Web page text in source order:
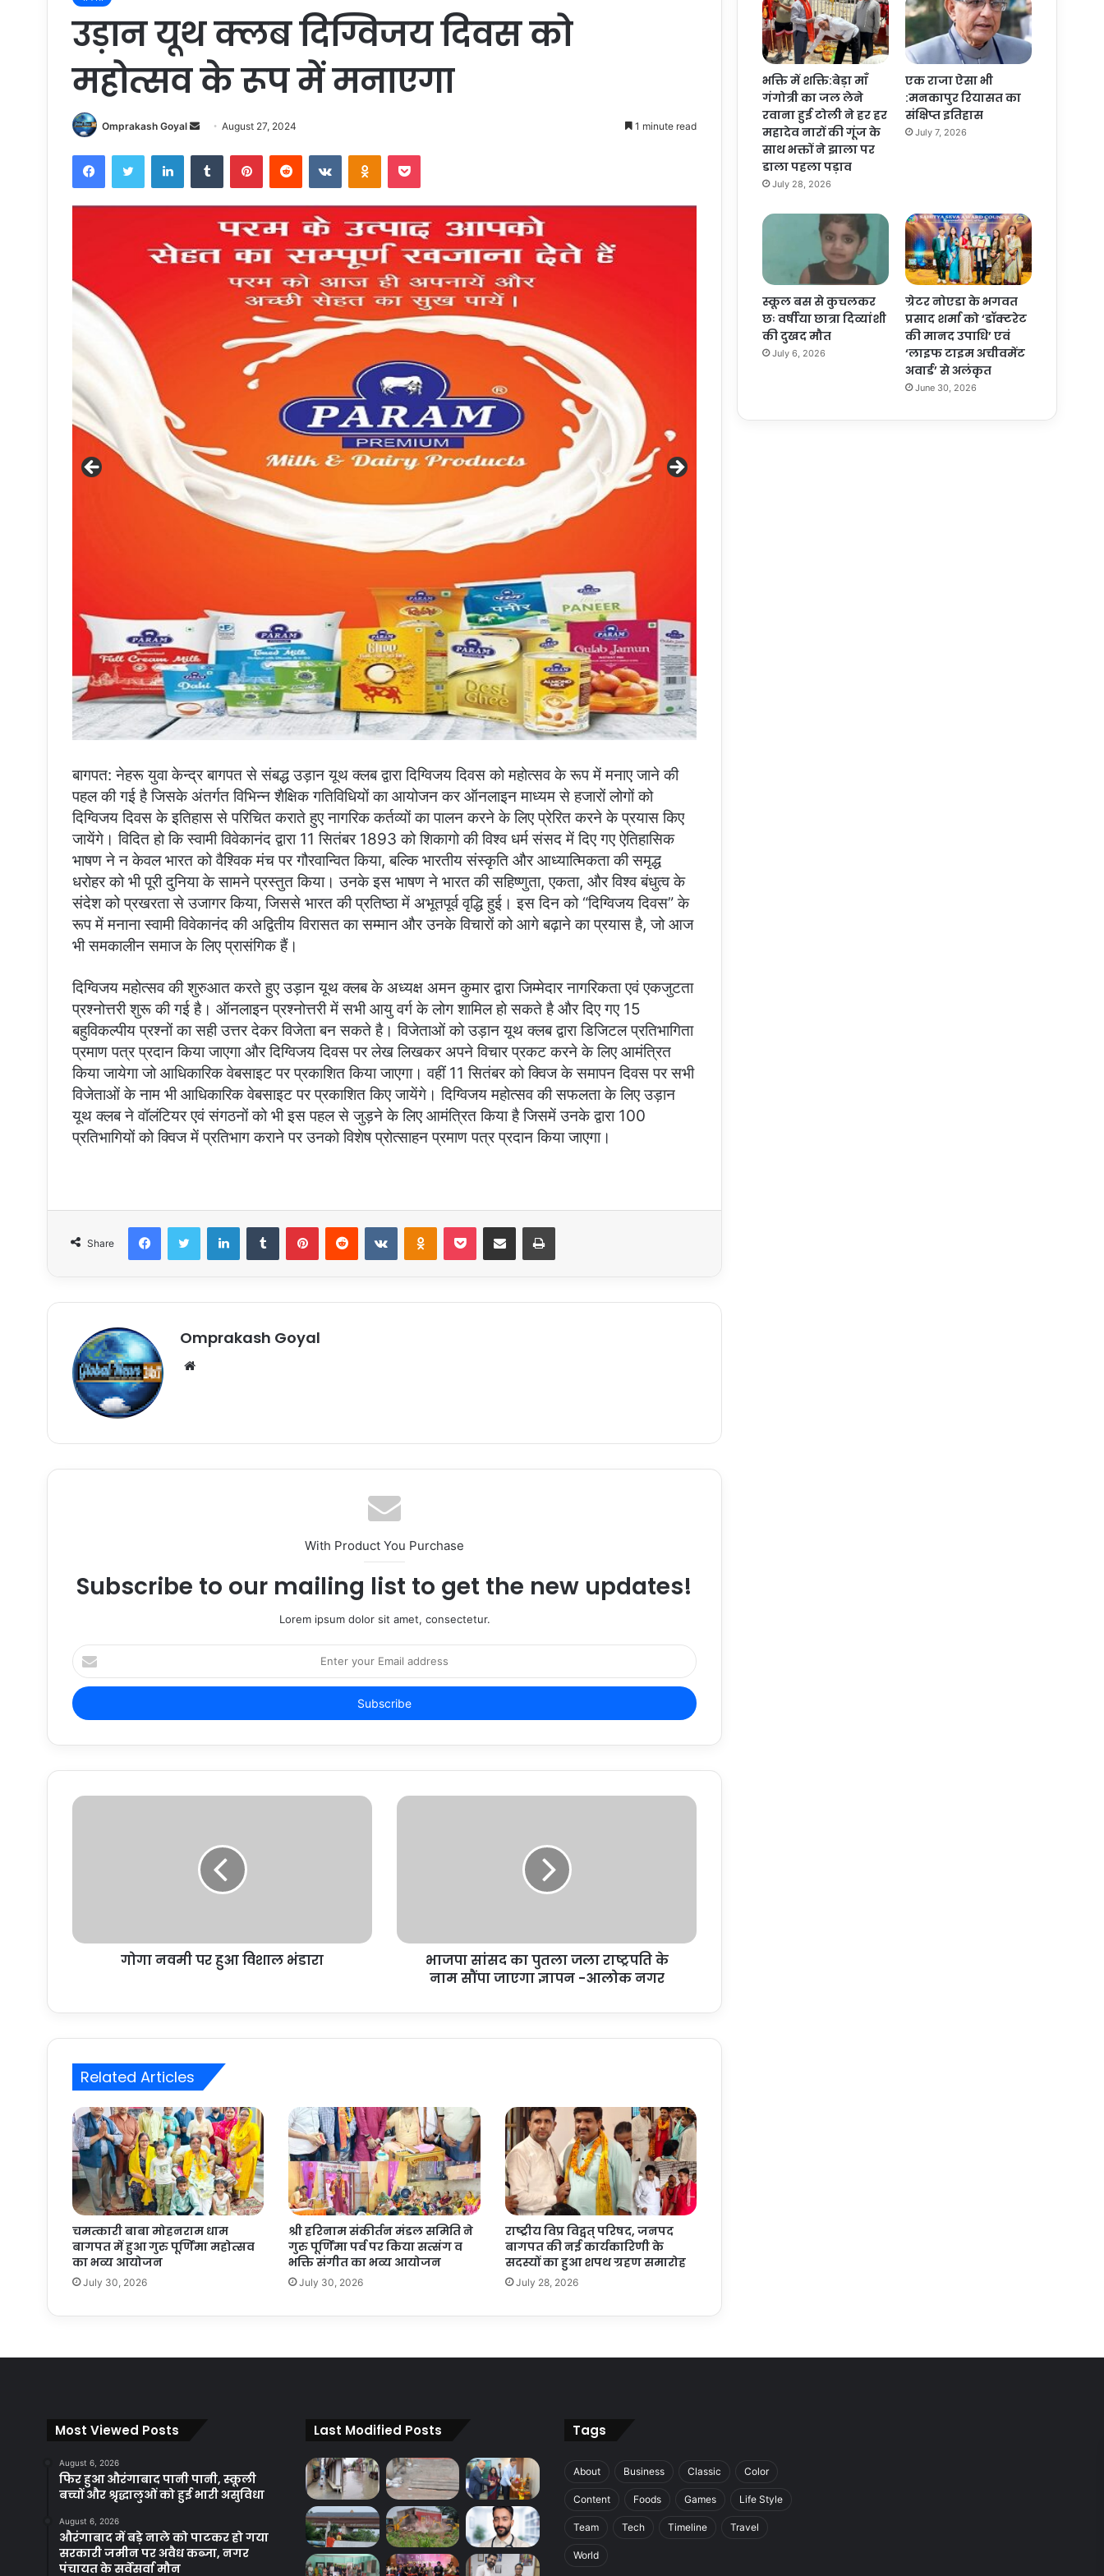
उड़ान यूथ क्लब दिग्विजय दिवस को
महोत्सव के रूप में मनाएगा
Omprakash Goyal
Send
email
August 27, 2024 1 minute read
FacebookTwitter LinkedInTumblr PinterestReddit VKontakteOdnoklassniki
Pocket
बागपत: नेहरू युवा केन्द्र बागपत से संबद्ध उड़ान यूथ क्लब द्वारा दिग्विजय दिवस को महोत्सव के रूप में मनाए जाने की
पहल की गई है जिसके अंतर्गत विभिन्न शैक्षिक गतिविधियों का आयोजन कर ऑनलाइन माध्यम से हजारों लोगों को
दिग्विजय दिवस के इतिहास से परिचित कराते हुए नागरिक कर्तव्यों का पालन करने के लिए प्रेरित करने के प्रयास किए
जायेंगे। विदित हो कि स्वामी विवेकानंद द्वारा 11 सितंबर 1893 को शिकागो की विश्व धर्म संसद में दिए गए ऐतिहासिक
भाषण ने न केवल भारत को वैश्विक मंच पर गौरवान्वित किया, बल्कि भारतीय संस्कृति और आध्यात्मिकता की समृद्ध
धरोहर को भी पूरी दुनिया के सामने प्रस्तुत किया। उनके इस भाषण ने भारत की सहिष्णुता, एकता, और विश्व बंधुत्व के
संदेश को प्रखरता से उजागर किया, जिससे भारत की प्रतिष्ठा में अभूतपूर्व वृद्धि हुई। इस दिन को “दिग्विजय दिवस” के
रूप में मनाना स्वामी विवेकानंद की अद्वितीय विरासत का सम्मान और उनके विचारों को आगे बढ़ाने का प्रयास है, जो आज
भी समकालीन समाज के लिए प्रासंगिक हैं।
दिग्विजय महोत्सव की शुरुआत करते हुए उड़ान यूथ क्लब के अध्यक्ष अमन कुमार द्वारा जिम्मेदार नागरिकता एवं एकजुटता
प्रश्नोत्तरी शुरू की गई है। ऑनलाइन प्रश्नोत्तरी में सभी आयु वर्ग के लोग शामिल हो सकते है और दिए गए 15
बहुविकल्पीय प्रश्नों का सही उत्तर देकर विजेता बन सकते है। विजेताओं को उड़ान यूथ क्लब द्वारा डिजिटल प्रतिभागिता
प्रमाण पत्र प्रदान किया जाएगा और दिग्विजय दिवस पर लेख लिखकर अपने विचार प्रकट करने के लिए आमंत्रित
किया जायेगा जो आधिकारिक वेबसाइट पर प्रकाशित किया जाएगा। वहीं 11 सितंबर को क्विज के समापन दिवस पर सभी
विजेताओं के नाम भी आधिकारिक वेबसाइट पर प्रकाशित किए जायेंगे। दिग्विजय महोत्सव की सफलता के लिए उड़ान
यूथ क्लब ने वॉलंटियर एवं संगठनों को भी इस पहल से जुड़ने के लिए आमंत्रित किया है जिसमें उनके द्वारा 100
प्रतिभागियों को क्विज में प्रतिभाग कराने पर उनको विशेष प्रोत्साहन प्रमाण पत्र प्रदान किया जाएगा।
Share
FacebookTwitter LinkedInTumblr PinterestReddit VKontakteOdnoklassniki
Pocket Share via Email Print
Omprakash Goyal
Website
With Product You Purchase
Subscribe to our mailing list to get the new updates!
Lorem ipsum dolor sit amet, consectetur.
Enter
your
Email
address
गोगा नवमी पर हुआ विशाल भंडारा
भाजपा सांसद का पुतला जला राष्ट्रपति के
नाम सौंपा जाएगा ज्ञापन -आलोक नगर
Related Articles
चमत्कारी बाबा मोहनराम धाम
बागपत में हुआ गुरु पूर्णिमा महोत्सव
का भव्य आयोजन
July 30, 2026
श्री हरिनाम संकीर्तन मंडल समिति ने
गुरु पूर्णिमा पर्व पर किया सत्संग व
भक्ति संगीत का भव्य आयोजन
July 30, 2026
राष्ट्रीय विप्र विद्वत् परिषद, जनपद
बागपत की नई कार्यकारिणी के
सदस्यों का हुआ शपथ ग्रहण समारोह
July 28, 2026
भक्ति में शक्ति:बेड़ा माँ
गंगोत्री का जल लेने
रवाना हुई टोली ने हर हर
महादेव नारों की गूंज के
साथ भक्तों ने झाला पर
डाला पहला पड़ाव
July 28, 2026
एक राजा ऐसा भी
:मनकापुर रियासत का
संक्षिप्त इतिहास
July 7, 2026
स्कूल बस से कुचलकर
छः वर्षीया छात्रा दिव्यांशी
की दुखद मौत
July 6, 2026
ग्रेटर नोएडा के भगवत
प्रसाद शर्मा को ‘डॉक्टरेट
की मानद उपाधि’ एवं
‘लाइफ टाइम अचीवमेंट
अवार्ड’ से अलंकृत
June 30, 2026
Most Viewed Posts
August 6, 2026
फिर हुआ औरंगाबाद पानी पानी, स्कूली
बच्चों और श्रृद्धालुओं को हुई भारी असुविधा
August 6, 2026
औरंगाबाद में बड़े नाले को पाटकर हो गया
सरकारी जमीन पर अवैध कब्जा, नगर
पंचायत के सर्वेसर्वा मौन
Last Modified Posts Tags
About Business Classic Color
Content Foods Games Life Style
Team Tech Timeline Travel
World